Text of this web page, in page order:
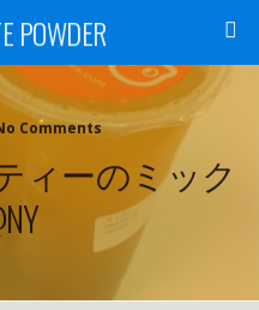
POWDER
Comments
ィーのミック